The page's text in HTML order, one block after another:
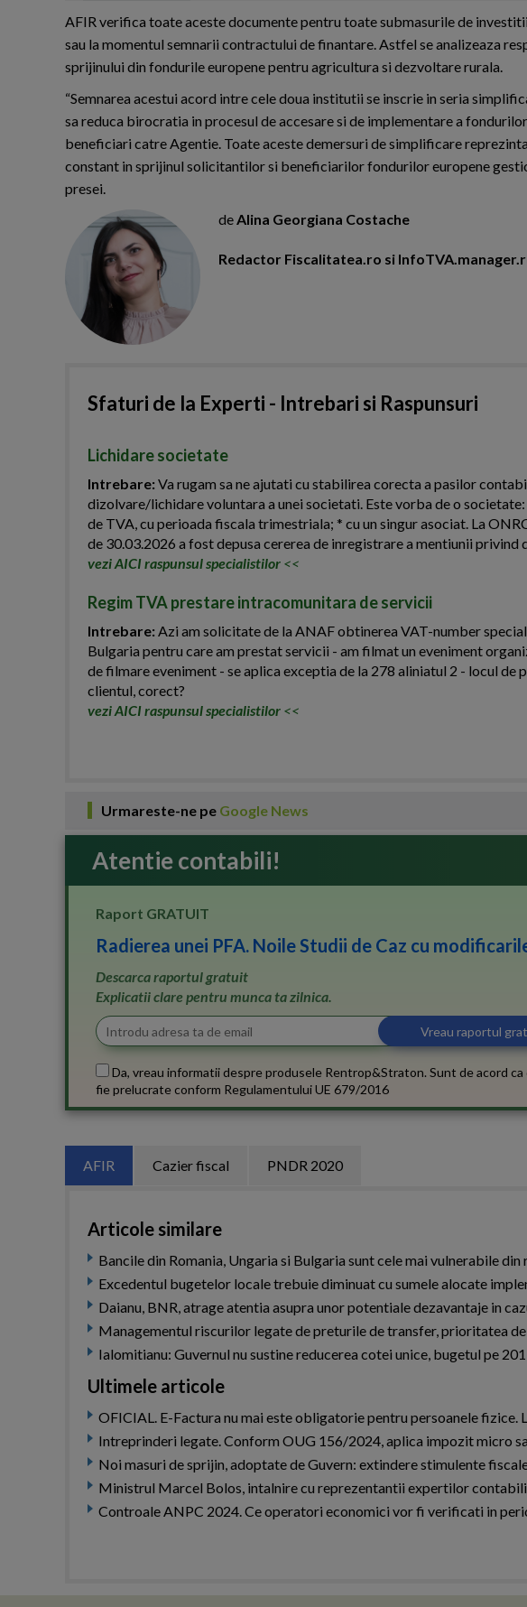
AFIR verifica toate aceste documente pentru toate submasurile de
sau la momentul semnarii contractului de finantare. Astfel se analizeaza
sprijinului din fondurile europene pentru agricultura si dezvoltare rurala.
“Semnarea acestui acord intre cele doua institutii se inscrie in seria
sa reduca birocratia in procesul de accesare si de implementare a
beneficiari catre Agentie. Toate aceste demersuri de simplificare
constant in sprijinul solicitantilor si beneficiarilor fondurilor europene
presei.
deAlina Georgiana Costache
Redactor Fiscalitatea.ro si
Sfaturi de la Experti - Intrebari si Raspunsuri
Lichidare societate
Intrebare:Va rugam sa ne ajutati cu stabilirea corecta a pasilor
dizolvare/lichidare voluntara a unei societati. Este vorba de o
de TVA, cu perioada fiscala trimestriala; * cu un singur asociat. La
de 30.03.2026 a fost depusa cererea de inregistrare a mentiunii
vezi AICI raspunsul specialistilor <<
Regim TVA prestare intracomunitara de servicii
Intrebare:Azi am solicitate de la ANAF obtinerea VAT-number
Bulgaria pentru care am prestat servicii - am filmat un eveniment
de filmare eveniment - se aplica exceptia de la 278 aliniatul 2 - locul de
clientul, corect?
vezi AICI raspunsul specialistilor <<
Urmareste-ne pe Google News
Atentie contabili!
Raport GRATUIT
Radierea unei PFA. Noile Studii de Caz cu
Descarca raportul gratuit
Explicatii clare pentru munca ta zilnica.
Da, vreau informatii despre produsele Rentrop&Straton. Sunt de acord ca
fie prelucrate conform Regulamentului UE 679/2016
AFIR Cazier fiscal PNDR 2020
Articole similare
Bancile din Romania, Ungaria si Bulgaria sunt cele mai vulnerabile din
Excedentul bugetelor locale trebuie diminuat cu sumele alocate
Daianu, BNR, atrage atentia asupra unor potentiale dezavantaje in
Managementul riscurilor legate de preturile de transfer, prioritatea
Ialomitianu: Guvernul nu sustine reducerea cotei unice, bugetul pe
Ultimele articole
OFICIAL. E-Factura nu mai este obligatorie pentru persoanele
Intreprinderi legate. Conform OUG 156/2024, aplica impozit micro
Noi masuri de sprijin, adoptate de Guvern: extindere stimulente
Ministrul Marcel Bolos, intalnire cu reprezentantii expertilor
Controale ANPC 2024. Ce operatori economici vor fi verificati in